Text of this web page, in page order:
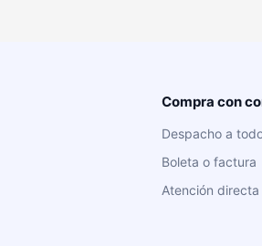
Compra con
Despacho a
Boleta o factura
Atención